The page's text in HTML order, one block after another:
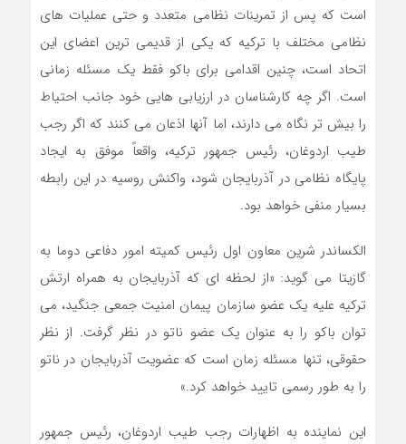
است که پس از تمرینات نظامی متعدد و حتی عملیات های
نظامی مختلف با ترکیه که یکی از قدیمی ترین اعضای این
اتحاد است، چنین اقدامی برای باکو فقط یک مسئله زمانی
است. اگر چه کارشناسان در ارزیابی هایی خود جانب احتیاط
را بیش تر نگاه می دارند، اما آنها اذعان می کنند که اگر رجب
طیب اردوغان، رئیس جمهور ترکیه، واقعاً موفق به ایجاد
پایگاه نظامی در آذربایجان شود، واکنش روسیه در این رابطه
بسیار منفی خواهد بود.
الکساندر شرین معاون اول رئیس کمیته امور دفاعی دوما به
گازیتا می گوید: «از لحظه ای که آذربایجان به همراه ارتش
ترکیه علیه یک عضو سازمان پیمان امنیت جمعی جنگید، می
توان باکو را به عنوان یک عضو ناتو در نظر گرفت. از نظر
حقوقی، تنها مسئله زمان است که عضویت آذربایجان در ناتو
را به طور رسمی تایید خواهد کرد.»
این نماینده به اظهارات رجب طیب اردوغان، رئیس جمهور